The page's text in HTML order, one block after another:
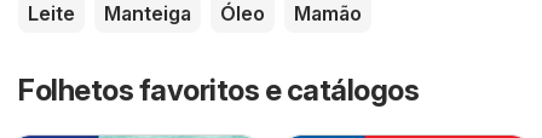
Leite
Manteiga Óleo Mamão
Folhetos favoritos e catálogos